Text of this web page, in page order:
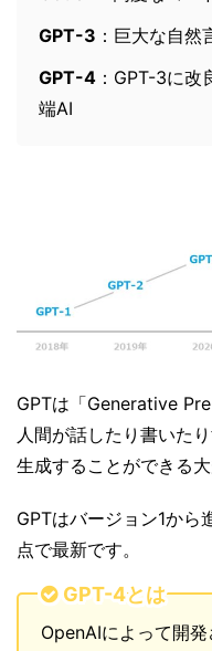
GPT-3 ：巨大な自
GPT-4 ：GPT-3に
端AI
GPTは「Generative
人間が話したり書いた
生成することができる
GPTはバージョン1から
点で最新です。
GPT-4とは
OpenAIによって開